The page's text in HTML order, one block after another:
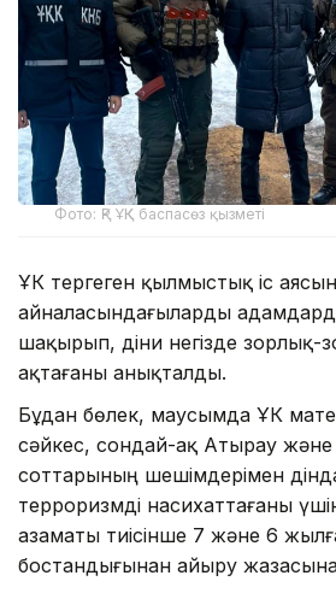
Фото: ҚР ҰҚК баспасөз қызметі
ҰҚК тергеген қылмыстық іс
айналасындағыларды
шақырып, діни негізде зорлық-
ақтағаны анықталды.
Бұдан бөлек, маусымда ҰҚК
сәйкес, сондай-ақ Атырау
соттарының шешімдерімен
терроризмді насихаттағаны үшін
азаматы тиісінше 7 және 6
бостандығынан айыру жазасына